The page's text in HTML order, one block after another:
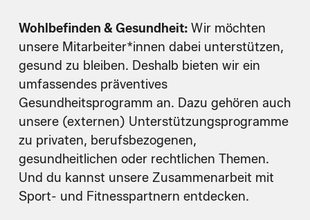
Wohlbefinden & Gesundheit: Wir möchten
unsere Mitarbeiter*innen dabei unterstützen,
gesund zu bleiben. Deshalb bieten wir ein
umfassendes präventives
Gesundheitsprogramm an. Dazu gehören auch
unsere (externen) Unterstützungsprogramme
zu privaten, berufsbezogenen,
gesundheitlichen oder rechtlichen Themen.
Und du kannst unsere Zusammenarbeit mit
Sport- und Fitnesspartnern entdecken.